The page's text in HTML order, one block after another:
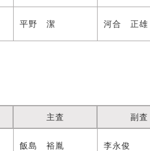
平野 潔 河合 正雄
主査 副査
飯島 裕胤 李永俊